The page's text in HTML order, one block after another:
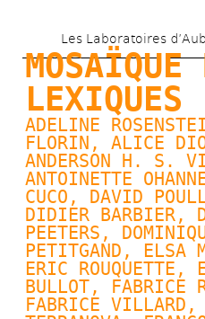
au
contenu
principal
Les Laboratoires
MOSAÏQUE
LEXIQUES
ADELINE
FLORIN , ALICE
ANDERSON H. S.
ANTOINETTE
CUCO, DAVID
DIDIER BARBIER,
PEETERS ,
PETITGAND , ELSA
ERIC ROUQUETTE,
BULLOT, FABRICE
FABRICE VILLARD ,